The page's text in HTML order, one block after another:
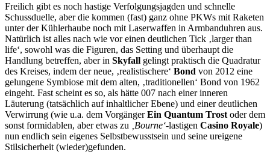
Freilich gibt es noch hastige Verfolgungsjagden und schnelle
Schussduelle, aber die kommen (fast) ganz ohne PKWs mit Raketen
unter der Kühlerhaube noch mit Laserwaffen in Armbanduhren aus.
Natürlich ist alles nach wie vor einen deutlichen Tick ‚larger than
life‘, sowohl was die Figuren, das Setting und überhaupt die
Handlung betreffen, aber in Skyfall gelingt praktisch die Quadratur
des Kreises, indem der neue, ‚realistischere‘ Bond von 2012 eine
gelungene Symbiose mit dem alten, ‚traditionellen‘ Bond von 1962
eingeht. Fast scheint es so, als hätte 007 nach einer inneren
Läuterung (tatsächlich auf inhaltlicher Ebene) und einer deutlichen
Verwirrung (wie u.a. dem VorgängerEin Quantum Trost oder dem
sonst formidablen, aber etwas zu
‚Bourne‘-lastigen Casino Royale)
nun endlich sein eigenes Selbstbewusstsein und seine ureigene
Stilsicherheit (wieder)gefunden.